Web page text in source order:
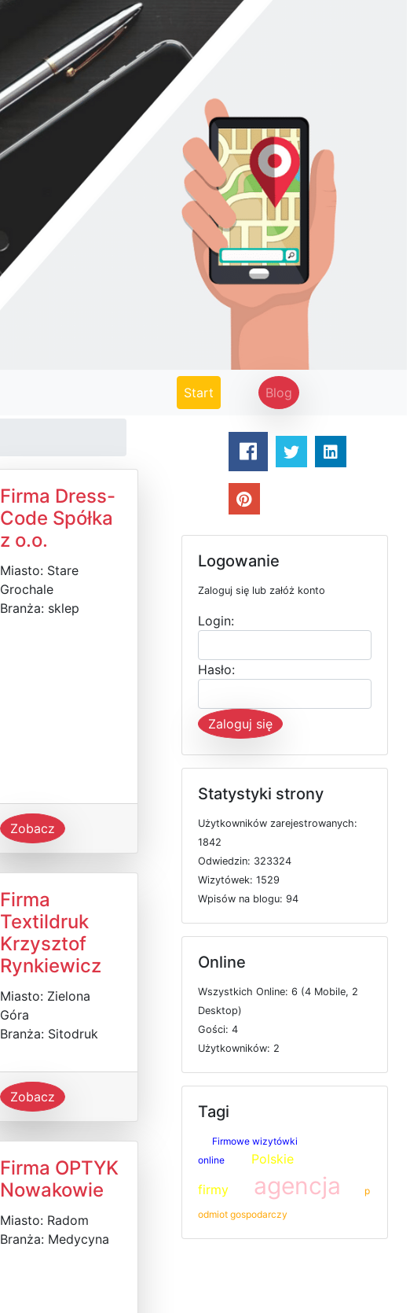
Start (current) Blog
Firma Dress-
Code Spółka
z o.o.
Miasto: Stare
Grochale
Branża: sklep
Zobacz
Firma
Textildruk
Krzysztof
Rynkiewicz
Miasto: Zielona
Góra
Branża: Sitodruk
Zobacz
Firma OPTYK
Nowakowie
Miasto: Radom
Branża: Medycyna
Logowanie
Zaloguj się lub załóż konto
Login:
Hasło:
Zaloguj się
Statystyki strony
Użytkowników zarejestrowanych:
1842
Odwiedzin: 323324
Wizytówek: 1529
Wpisów na blogu: 94
Online
Wszystkich Online: 6 (4 Mobile, 2
Desktop)
Gości: 4
Użytkowników: 2
Tagi
Firmowe wizytówki
online
Polskie
firmy
agencja
p
odmiot gospodarczy